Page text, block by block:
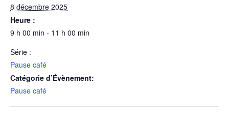
8 décembre 2025
Heure :
9 h 00 min - 11 h 00 min
Série :
Pause café
Catégorie d’Évènement:
Pause café